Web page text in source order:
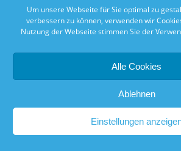
Um unsere Webseite für Sie optimal zu
verbessern zu können, verwenden wir
Nutzung der Webseite stimmen Sie der
Alle Cookies
Ablehnen
Einstellungen
Kategorie:Baufinanzierung
Schlagwörter:Bauplanung,Neubau
Fertighäuser liegen im Trend Die
© 2026 | asma-immobilien.de